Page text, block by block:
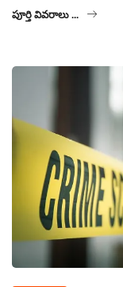
పూర్తి వివరాలు ...